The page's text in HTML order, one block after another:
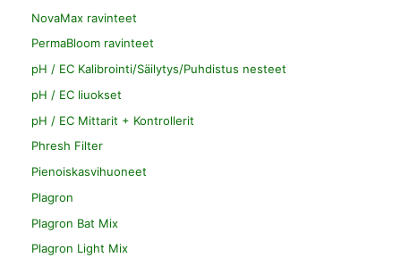
NovaMax ravinteet
PermaBloom ravinteet
pH / EC Kalibrointi/Säilytys/Puhdistus nesteet
pH / EC liuokset
pH / EC Mittarit + Kontrollerit
Phresh Filter
Pienoiskasvihuoneet
Plagron
Plagron Bat Mix
Plagron Light Mix